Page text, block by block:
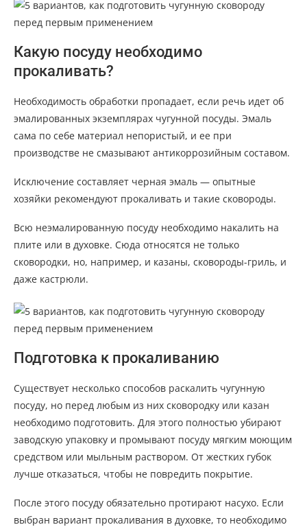
Какую посуду необходимо
прокаливать?
Необходимость обработки пропадает, если речь идет об
эмалированных экземплярах чугунной посуды. Эмаль
сама по себе материал непористый, и ее при
производстве не смазывают антикоррозийным составом.
Исключение составляет черная эмаль — опытные
хозяйки рекомендуют прокаливать и такие сковороды.
Всю неэмалированную посуду необходимо накалить на
плите или в духовке. Сюда относятся не только
сковородки, но, например, и казаны, сковороды-гриль, и
даже кастрюли.
Подготовка к прокаливанию
Существует несколько способов раскалить чугунную
посуду, но перед любым из них сковородку или казан
необходимо подготовить. Для этого полностью убирают
заводскую упаковку и промывают посуду мягким моющим
средством или мыльным раствором. От жестких губок
лучше отказаться, чтобы не повредить покрытие.
После этого посуду обязательно протирают насухо. Если
выбран вариант прокаливания в духовке, то необходимо